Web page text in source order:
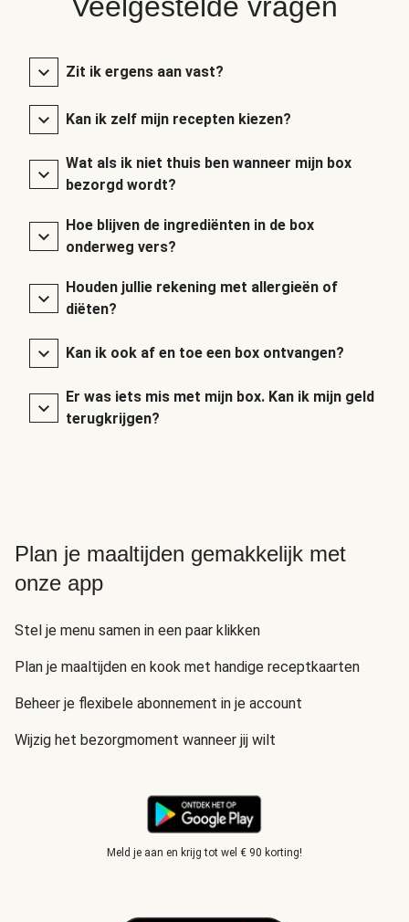
Zit ik ergens aan vast?
Kan ik zelf mijn recepten kiezen?
Wat als ik niet thuis ben wanneer mijn box
bezorgd wordt?
Hoe blijven de ingrediënten in de box
onderweg vers?
Houden jullie rekening met allergieën of
diëten?
Kan ik ook af en toe een box ontvangen?
Er was iets mis met mijn box. Kan ik mijn geld
terugkrijgen?
Plan je maaltijden gemakkelijk met
onze app
Stel je menu samen in een paar klikken
Plan je maaltijden en kook met handige receptkaarten
Beheer je flexibele abonnement in je account
Wijzig het bezorgmoment wanneer jij wilt
Meld je aan en krijg tot wel € 90 korting!